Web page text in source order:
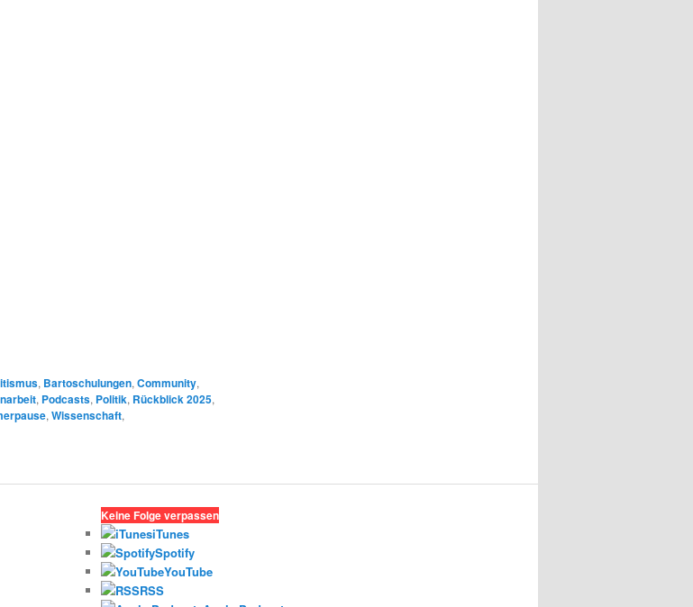
, Bartoschulungen, Community,
, Podcasts, Politik, Rückblick 2025,
, Wissenschaft,
Keine Folge verpassen
iTunes
Spotify
YouTube
RSS